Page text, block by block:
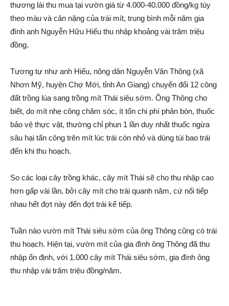
thương lái thu mua tại vườn giá từ 4.000-40.000 đồng/kg tùy
theo màu và cân nặng của trái mít, trung bình mỗi năm gia
đình anh Nguyễn Hữu Hiếu thu nhập khoảng vài trăm triệu
đồng.
Tương tự như anh Hiếu, nông dân Nguyễn Văn Thông (xã
Nhơn Mỹ, huyện Chợ Mới, tỉnh An Giang) chuyển đổi 12 công
đất trồng lúa sang trồng mít Thái siêu sớm. Ông Thông cho
biết, do mít nhẹ công chăm sóc, ít tốn chi phí phân bón, thuốc
bảo vệ thực vật, thường chỉ phun 1 lần duy nhất thuốc ngừa
sâu hại tấ‌n côn‌g trên mít lúc trái còn nhỏ và dùng túi bao trái
đến khi thu hoạch.
So các loại cây trồng khác, cây mít Thái sẽ cho thu nhập cao
hơn gấp vài lần, bởi cây mít cho trái quanh năm, cứ nối tiếp
nhau hết đợt này đến đợt trái kế tiếp.
Tuần nào vườn mít Thái siêu sớm của ông Thông cũng có trái
thu hoạch. Hiện tại, vườn mít của gia đình ông Thông đã thu
nhập ổn định, với 1.000 cây mít Thái siêu sớm, gia đình ông
thu nhập vài trăm triệu đồng/năm.